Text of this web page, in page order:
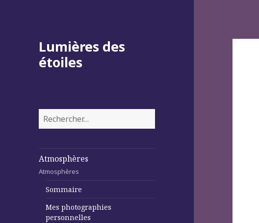
Lumières des
étoiles
Rechercher :
Atmosphères
Atmosphères
Sommaire
Mes photographies
personnelles